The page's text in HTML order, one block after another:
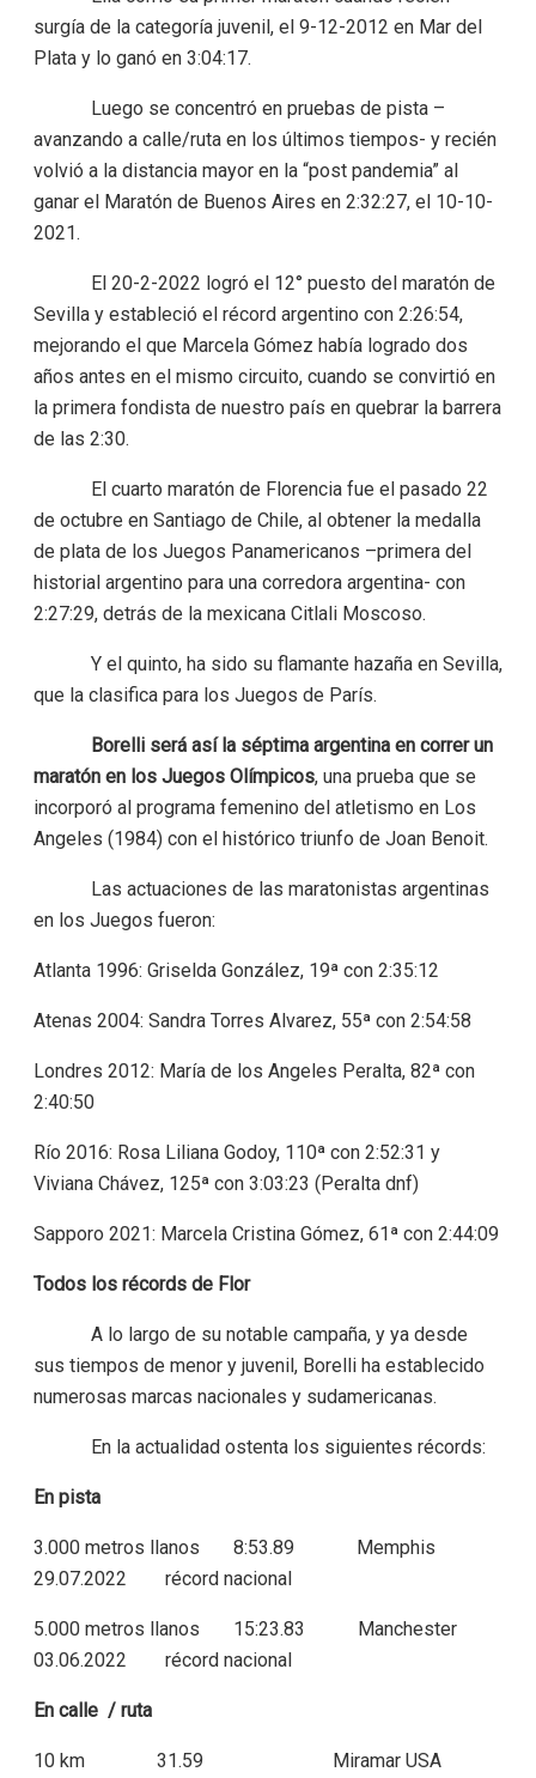
surgía de la categoría juvenil, el 9-12-2012 en Mar del
Plata y lo ganó en 3:04:17.
Luego se concentró en pruebas de pista –
avanzando a calle/ruta en los últimos tiempos- y recién
volvió a la distancia mayor en la “post pandemia” al
ganar el Maratón de Buenos Aires en 2:32:27, el 10-10-
2021.
El 20-2-2022 logró el 12° puesto del maratón de
Sevilla y estableció el récord argentino con 2:26:54,
mejorando el que Marcela Gómez había logrado dos
años antes en el mismo circuito, cuando se convirtió en
la primera fondista de nuestro país en quebrar la barrera
de las 2:30.
El cuarto maratón de Florencia fue el pasado 22
de octubre en Santiago de Chile, al obtener la medalla
de plata de los Juegos Panamericanos –primera del
historial argentino para una corredora argentina- con
2:27:29, detrás de la mexicana Citlali Moscoso.
Y el quinto, ha sido su flamante hazaña en Sevilla,
que la clasifica para los Juegos de París.
Borelli será así la séptima argentina en correr un
maratón en los Juegos Olímpicos, una prueba que se
incorporó al programa femenino del atletismo en Los
Angeles (1984) con el histórico triunfo de Joan Benoit.
Las actuaciones de las maratonistas argentinas
en los Juegos fueron:
Atlanta 1996: Griselda González, 19ª con 2:35:12
Atenas 2004: Sandra Torres Alvarez, 55ª con 2:54:58
Londres 2012: María de los Angeles Peralta, 82ª con
2:40:50
Río 2016: Rosa Liliana Godoy, 110ª con 2:52:31 y
Viviana Chávez, 125ª con 3:03:23 (Peralta dnf)
Sapporo 2021: Marcela Cristina Gómez, 61ª con 2:44:09
Todos los récords de Flor
A lo largo de su notable campaña, y ya desde
sus tiempos de menor y juvenil, Borelli ha establecido
numerosas marcas nacionales y sudamericanas.
En la actualidad ostenta los siguientes récords:
En pista
3.000 metros llanos 8:53.89 Memphis
29.07.2022 récord nacional
5.000 metros llanos 15:23.83 Manchester
03.06.2022 récord nacional
En calle / ruta
10 km 31.59 Miramar USA